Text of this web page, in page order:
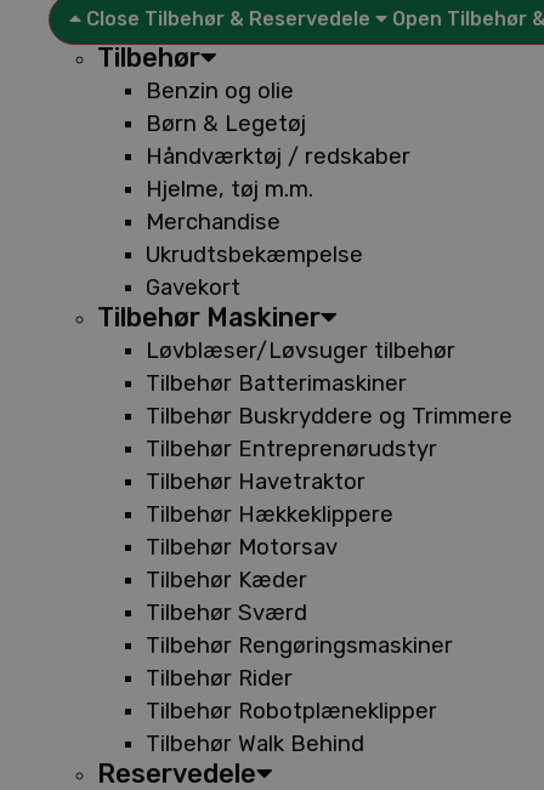
Close Tilbehør & Reservedele
Open Tilbehør
Tilbehør
Benzin og olie
Børn & Legetøj
Håndværktøj / redskaber
Hjelme, tøj m.m.
Merchandise
Ukrudtsbekæmpelse
Gavekort
Tilbehør Maskiner
Løvblæser/Løvsuger tilbehør
Tilbehør Batterimaskiner
Tilbehør Buskryddere og Trimmere
Tilbehør Entreprenørudstyr
Tilbehør Havetraktor
Tilbehør Hækkeklippere
Tilbehør Motorsav
Tilbehør Kæder
Tilbehør Sværd
Tilbehør Rengøringsmaskiner
Tilbehør Rider
Tilbehør Robotplæneklipper
Tilbehør Walk Behind
Reservedele